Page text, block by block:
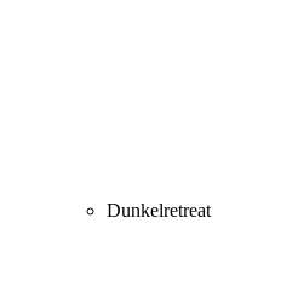
Dunkelretreat